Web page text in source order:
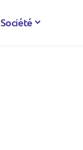
Société